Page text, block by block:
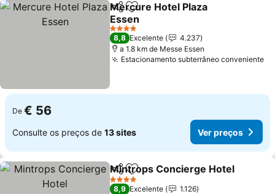
PartilharAdicionar aos favoritos
Mercure Hotel Plaza
Essen
Ver preços
4 Estrelas
8,8 Excelente
4.237
a 1.8 km de Messe Essen
Estacionamento subterrâneo conveniente
De € 56
Consulte os preços de 13 sites Ver preços
PartilharAdicionar aos favoritos
Mintrops Concierge Hotel
4 Estrelas
8,9 Excelente
1.126